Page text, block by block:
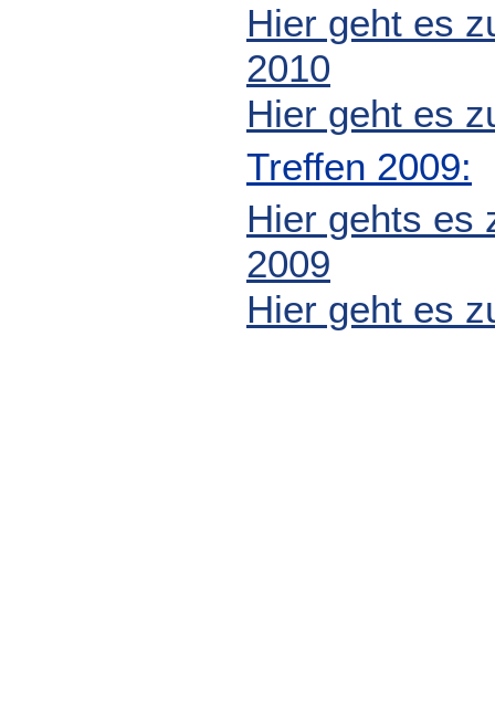
Hier geht es
2010
Hier geht es
Treffen 2009:
Hier gehts es
2009
Hier geht es